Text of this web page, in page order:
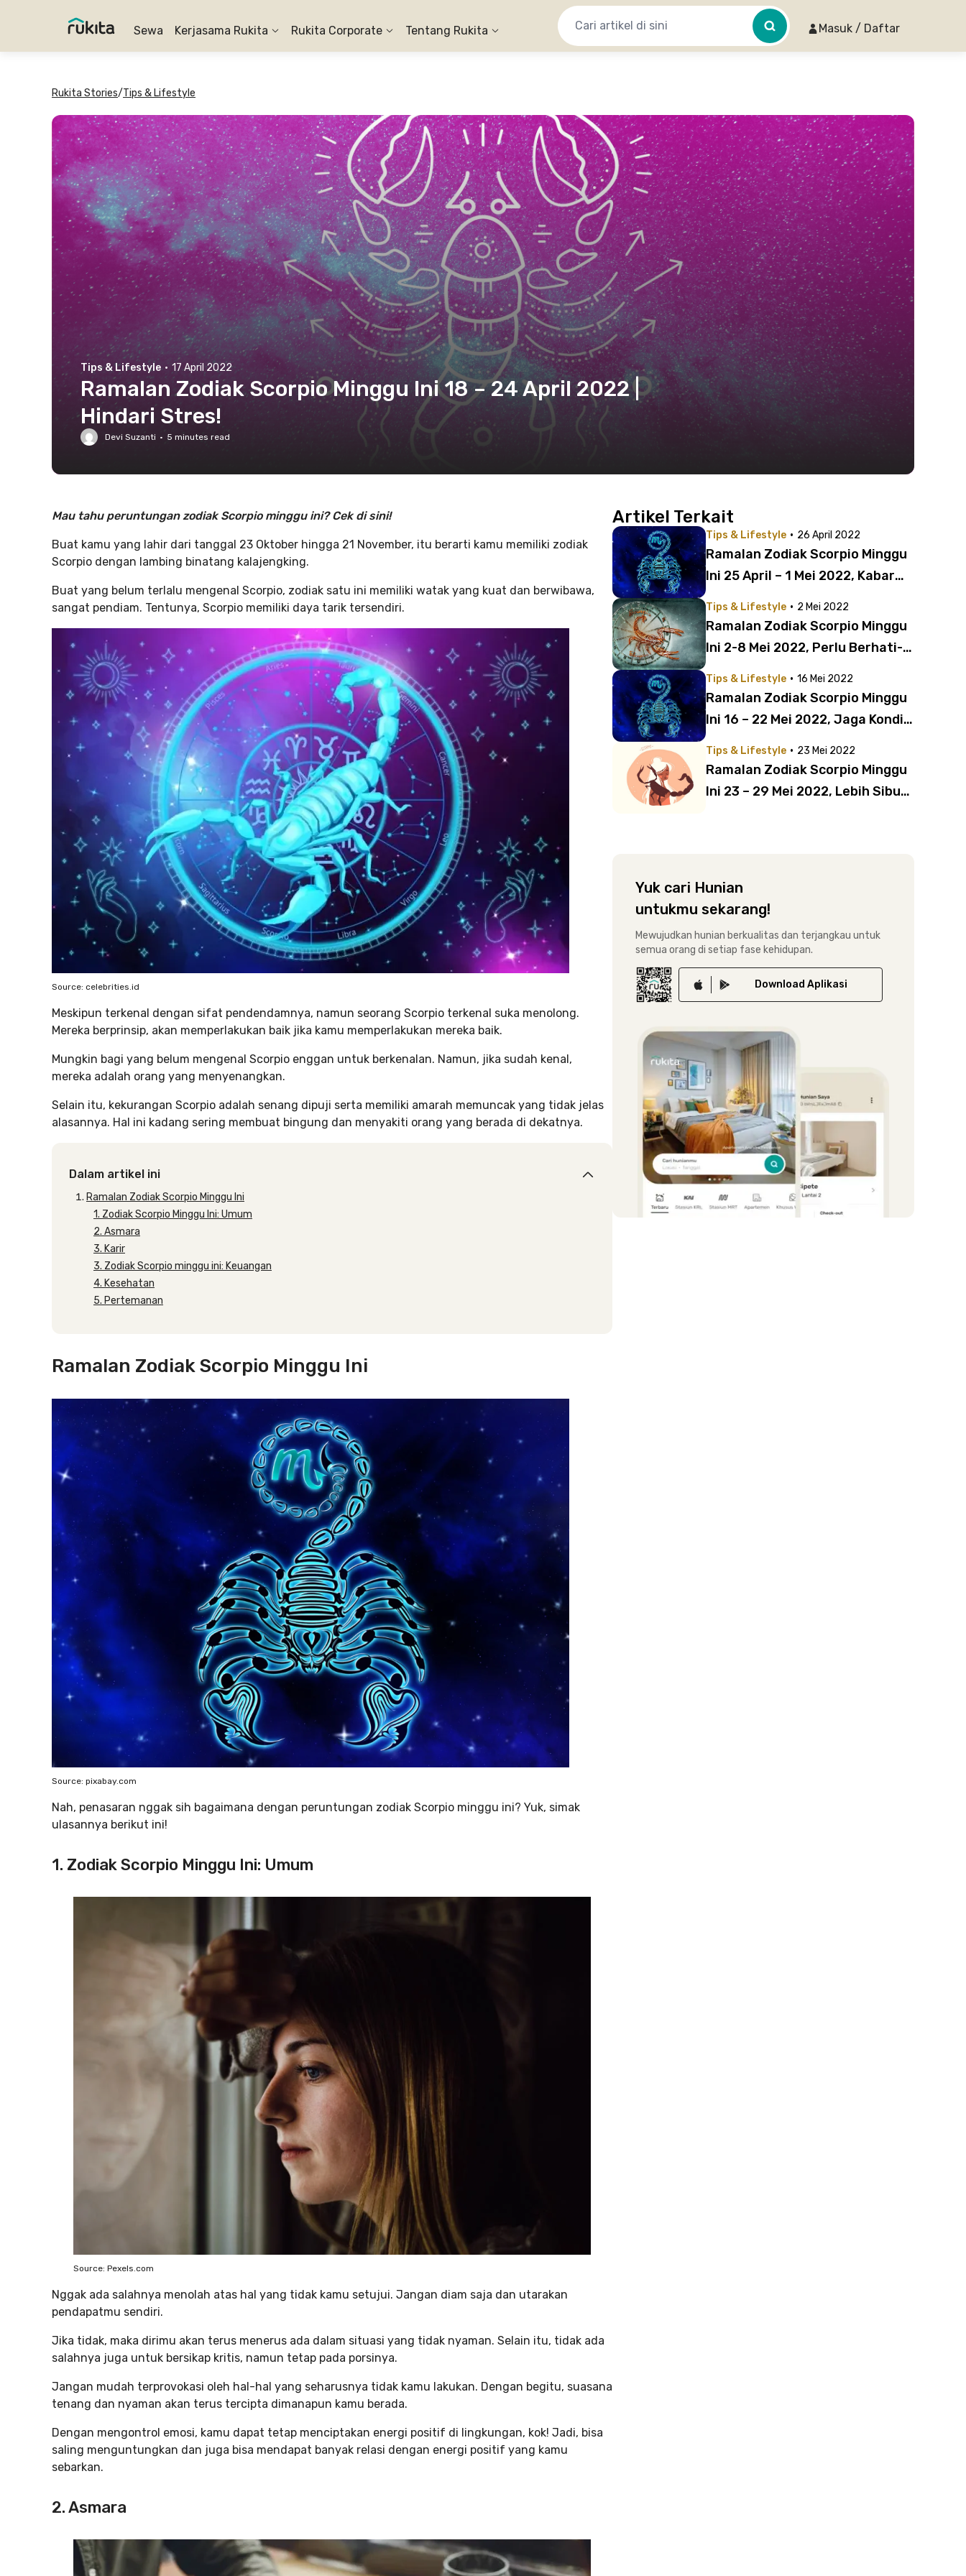
Sewa Kerjasama Rukita Rukita Corporate Tentang Rukita Masuk / Daftar
Rukita Stories/Tips & Lifestyle
Tips & Lifestyle · 17 April 2022
Ramalan Zodiak Scorpio Minggu Ini 18 – 24 April 2022 |
Hindari Stres!
Devi Suzanti · 5 minutes read
Mau tahu peruntungan zodiak Scorpio minggu ini? Cek di sini!
Buat kamu yang lahir dari tanggal 23 Oktober hingga 21 November, itu berarti kamu memiliki zodiak
Scorpio dengan lambing binatang kalajengking.
Buat yang belum terlalu mengenal Scorpio, zodiak satu ini memiliki watak yang kuat dan berwibawa,
sangat pendiam. Tentunya, Scorpio memiliki daya tarik tersendiri.
Source: celebrities.id
Meskipun terkenal dengan sifat pendendamnya, namun seorang Scorpio terkenal suka menolong.
Mereka berprinsip, akan memperlakukan baik jika kamu memperlakukan mereka baik.
Mungkin bagi yang belum mengenal Scorpio enggan untuk berkenalan. Namun, jika sudah kenal,
mereka adalah orang yang menyenangkan.
Selain itu, kekurangan Scorpio adalah senang dipuji serta memiliki amarah memuncak yang tidak jelas
alasannya. Hal ini kadang sering membuat bingung dan menyakiti orang yang berada di dekatnya.
Dalam artikel ini
Ramalan Zodiak Scorpio Minggu Ini
1. Zodiak Scorpio Minggu Ini: Umum
2. Asmara
3. Karir
3. Zodiak Scorpio minggu ini: Keuangan
4. Kesehatan
5. Pertemanan
Ramalan Zodiak Scorpio Minggu Ini
Source: pixabay.com
Nah, penasaran nggak sih bagaimana dengan peruntungan zodiak Scorpio minggu ini? Yuk, simak
ulasannya berikut ini!
1. Zodiak Scorpio Minggu Ini: Umum
Source: Pexels.com
Nggak ada salahnya menolah atas hal yang tidak kamu setujui. Jangan diam saja dan utarakan
pendapatmu sendiri.
Jika tidak, maka dirimu akan terus menerus ada dalam situasi yang tidak nyaman. Selain itu, tidak ada
salahnya juga untuk bersikap kritis, namun tetap pada porsinya.
Jangan mudah terprovokasi oleh hal-hal yang seharusnya tidak kamu lakukan. Dengan begitu, suasana
tenang dan nyaman akan terus tercipta dimanapun kamu berada.
Dengan mengontrol emosi, kamu dapat tetap menciptakan energi positif di lingkungan, kok! Jadi, bisa
saling menguntungkan dan juga bisa mendapat banyak relasi dengan energi positif yang kamu
sebarkan.
2.Asmara
Artikel Terkait
Tips & Lifestyle · 26 April 2022
Ramalan Zodiak Scorpio Minggu
Ini 25 April – 1 Mei 2022, Kabar
Tips & Lifestyle · 2 Mei 2022
Ramalan Zodiak Scorpio Minggu
Ini 2-8 Mei 2022, Perlu Berhati-
Tips & Lifestyle · 16 Mei 2022
Ramalan Zodiak Scorpio Minggu
Ini 16 – 22 Mei 2022, Jaga Kondisi
Tips & Lifestyle · 23 Mei 2022
Ramalan Zodiak Scorpio Minggu
Ini 23 – 29 Mei 2022, Lebih Sibuk
Yuk cari Hunian
untukmu sekarang!
Mewujudkan hunian berkualitas dan terjangkau untuk
semua orang di setiap fase kehidupan.
Download Aplikasi